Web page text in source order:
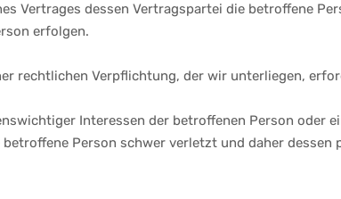
Vertrages dessen Vertragspartei die betroffene
erfolgen.
rechtlichen Verpflichtung, der wir unterliegen,
Interessen der betroffenen Person oder
Person schwer verletzt und daher dessen